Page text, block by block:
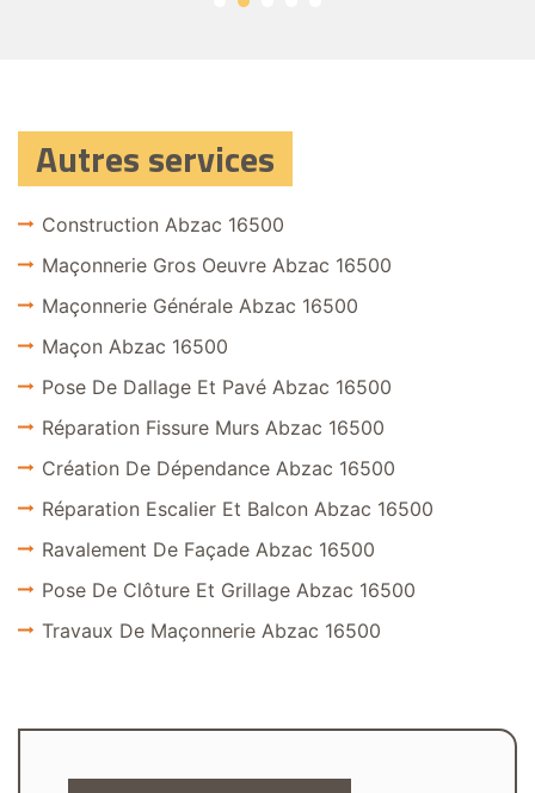
Autres services
Construction Abzac 16500
Maçonnerie Gros Oeuvre Abzac 16500
Maçonnerie Générale Abzac 16500
Maçon Abzac 16500
Pose De Dallage Et Pavé Abzac 16500
Réparation Fissure Murs Abzac 16500
Création De Dépendance Abzac 16500
Réparation Escalier Et Balcon Abzac 16500
Ravalement De Façade Abzac 16500
Pose De Clôture Et Grillage Abzac 16500
Travaux De Maçonnerie Abzac 16500